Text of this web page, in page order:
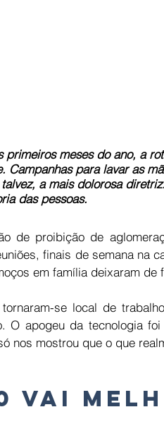
primeiros meses do ano, a
Campanhas para lavar as
a mais dolorosa
das pessoas.
de proibição de
finais de semana na
em família deixaram
se local de
O apogeu da tecnologia
nos mostrou que o que
vai